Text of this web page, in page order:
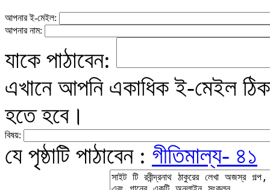
আপনার ই-মেইল:
আপনার নাম:
যাকে পাঠাবেন:
এখানে আপনি একাধিক ই-মেইল
হতে হবে।
বিষয়:
যে পৃষ্ঠাটি পাঠাবেন : গীতিমাল্য- ৪১